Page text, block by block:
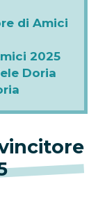
di Amici
2025
Doria